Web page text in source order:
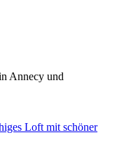
Annecy und
Loft mit schöner